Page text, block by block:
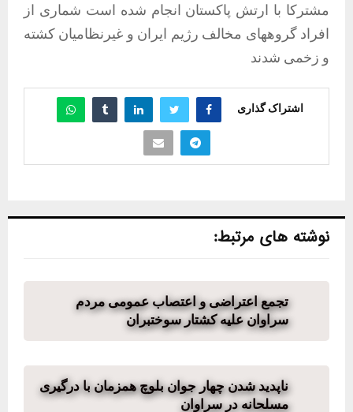
مشترکا با ارتش پاکستان انجام شده است شماری از
افراد گروههای مخالف رژیم ایران و غیرنظامیان کشته
و زخمی شدند
اشتراک گذاری
نوشته های مرتبط:
تجمع اعتراضی و اعتصاب عمومی مردم
سراوان علیه کشتار سوختبران
ناپدید شدن چهار جوان بلوچ همزمان با درگیری
مسلحانه در سراوان